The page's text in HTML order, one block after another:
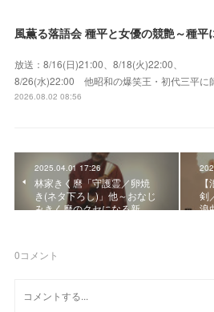
放送：8/16(日)21:00、8/18(火)22:00、
8/26(水)22:00 他昭和の爆笑王・初代三平に
2026.08.02 08:56
2025.04.01 17:26
林家きく麿「守護霊／卵焼
き(ネタ下ろし)」他～おなじ
みきく麿のクセになる新…
剣
浪
0コメント